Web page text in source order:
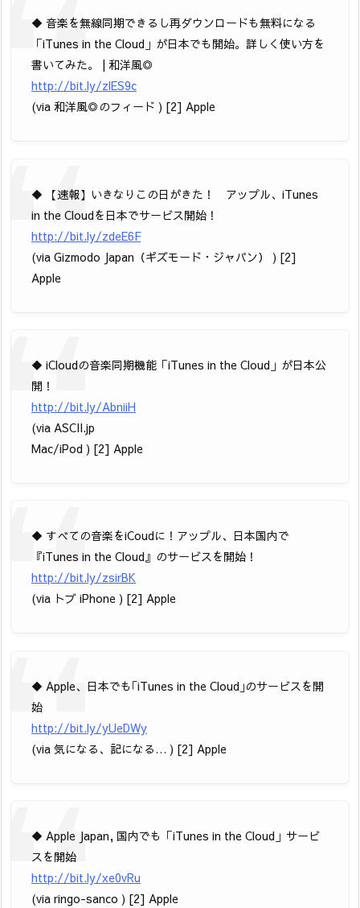
◆ 音楽を無線同期できるし再ダウンロードも無料になる
「iTunes in the Cloud」が日本でも開始。詳しく使い方を
書いてみた。 | 和洋風◎
http://bit.ly/zlES9c
(via 和洋風◎のフィード ) [2] Apple
◆ 【速報】いきなりこの日がきた！ アップル、iTunes
in the Cloudを日本でサービス開始！
http://bit.ly/zdeE6F
(via Gizmodo Japan（ギズモード・ジャパン） ) [2]
Apple
◆ iCloudの音楽同期機能「iTunes in the Cloud」が日本公
開！
http://bit.ly/AbniiH
(via ASCII.jp
Mac/iPod ) [2] Apple
◆ すべての音楽をiCoudに！アップル、日本国内で
『iTunes in the Cloud』のサービスを開始！
http://bit.ly/zsirBK
(via トブ iPhone ) [2] Apple
◆ Apple、日本でも｢iTunes in the Cloud｣のサービスを開
始
http://bit.ly/yUeDWy
(via 気になる、記になる… ) [2] Apple
◆ Apple Japan, 国内でも「iTunes in the Cloud」サービ
スを開始
http://bit.ly/xe0vRu
(via ringo-sanco ) [2] Apple